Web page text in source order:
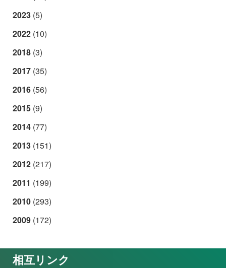
2023 (5)
2022 (10)
2018 (3)
2017 (35)
2016 (56)
2015 (9)
2014 (77)
2013 (151)
2012 (217)
2011 (199)
2010 (293)
2009 (172)
相互リンク